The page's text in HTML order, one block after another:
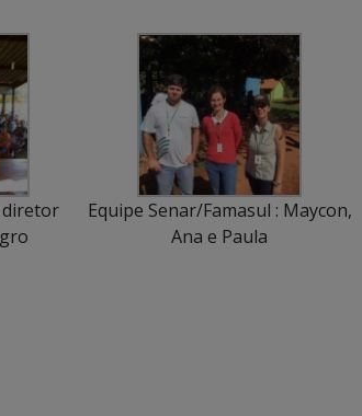
diretor
Equipe Senar/Famasul : Maycon,
Ana e Paula